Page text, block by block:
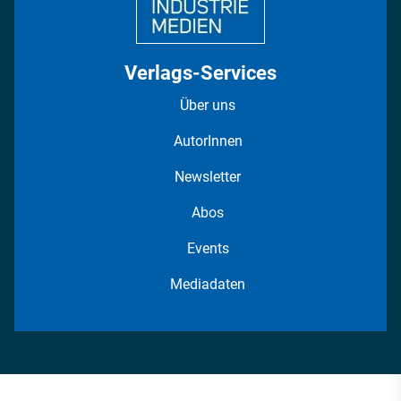
Verlags-Services
Über uns
AutorInnen
Newsletter
Abos
Events
Mediadaten